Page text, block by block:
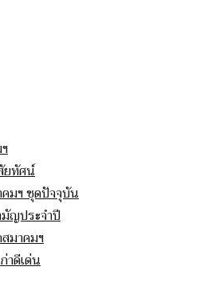
ยทัศน์
มฯ ชุดปัจจุบัน
ญประจำปี
มาคมฯ
าดีเด่น